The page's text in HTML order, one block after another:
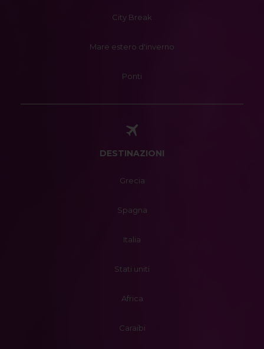
City Break
Mare estero d'inverno
Ponti
DESTINAZIONI
Grecia
Spagna
Italia
Stati uniti
Africa
Caraibi